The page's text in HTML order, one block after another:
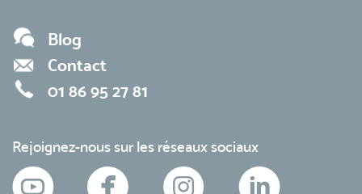
Blog
Contact
01 86 95 27 81
Rejoignez-nous sur les réseaux sociaux